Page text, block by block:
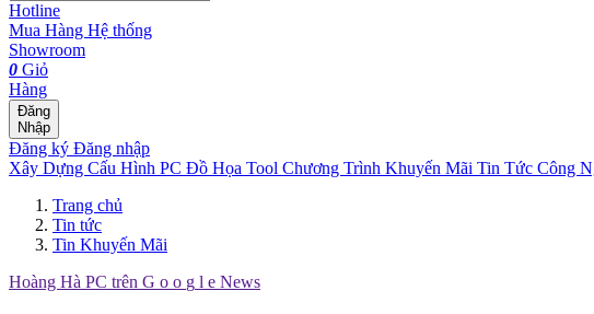
Hotline
Mua Hàng Hệ thống
Showroom
0 Giỏ
Hàng
Đăng
Nhập
Đăng ký Đăng nhập
Xây Dựng Cấu Hình PC Đồ Họa Tool Chương Trình Khuyến Mãi Tin Tức Công
Trang chủ
Tin tức
Tin Khuyến Mãi
Hoàng Hà PC trên G o o g l e News